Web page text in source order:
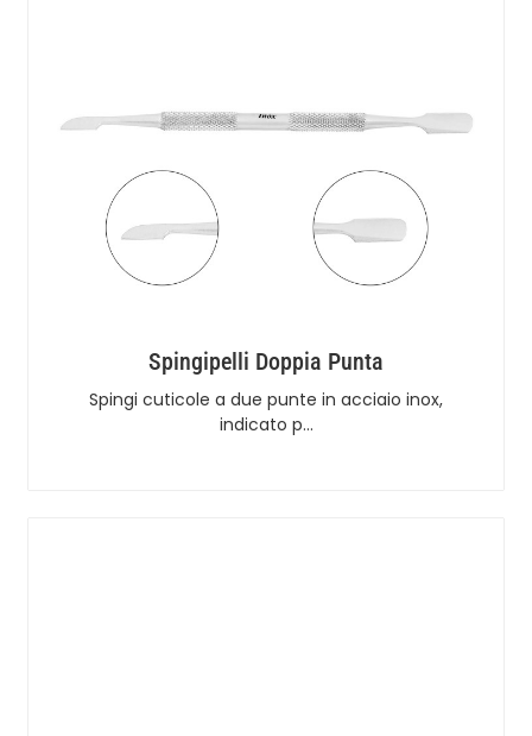
Spingipelli Doppia Punta
Spingi cuticole a due punte in acciaio inox,
indicato p…